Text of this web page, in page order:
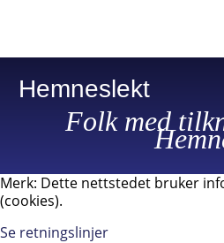
Hemneslekt
Folk med
Merk: Dette nettstedet bruker
(cookies).
Se retningslinjer